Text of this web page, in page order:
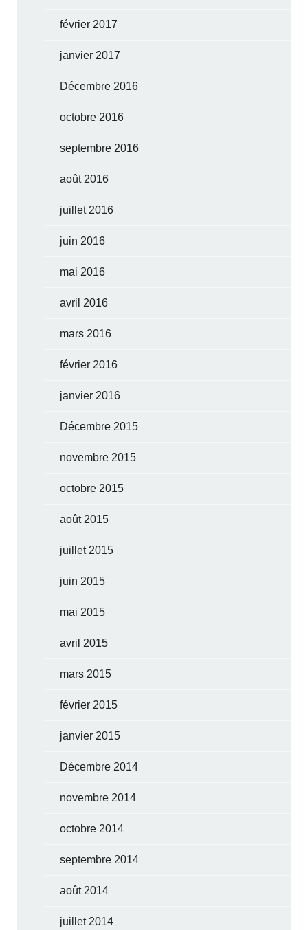
février 2017
janvier 2017
Décembre 2016
octobre 2016
septembre 2016
août 2016
juillet 2016
juin 2016
mai 2016
avril 2016
mars 2016
février 2016
janvier 2016
Décembre 2015
novembre 2015
octobre 2015
août 2015
juillet 2015
juin 2015
mai 2015
avril 2015
mars 2015
février 2015
janvier 2015
Décembre 2014
novembre 2014
octobre 2014
septembre 2014
août 2014
juillet 2014